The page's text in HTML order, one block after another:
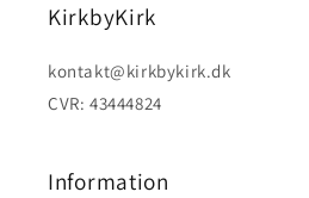
KirkbyKirk
kontakt@kirkbykirk.dk
CVR: 43444824
Information